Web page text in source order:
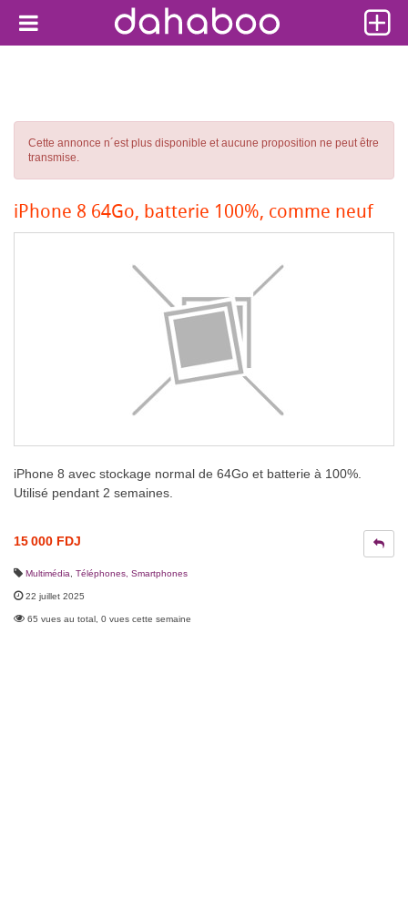
Cette annonce n´est plus disponible et aucune proposition ne peut être
transmise.
iPhone 8 64Go, batterie 100%, comme neuf
iPhone 8 avec stockage normal de 64Go et batterie à 100%.
Utilisé pendant 2 semaines.
15 000 FDJ
Multimédia Téléphones, Smartphones
22 juillet 2025
65 vues au total, 0 vues cette semaine